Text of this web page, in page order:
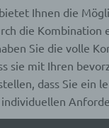
bietet Ihnen die
die
Sie die volle
sie mit Ihren
dass Sie ein
Interessen,
dieser
f)